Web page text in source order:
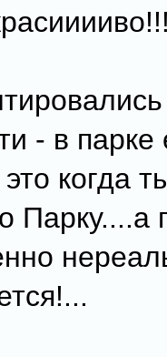
- в парке
это когда
Парку....а